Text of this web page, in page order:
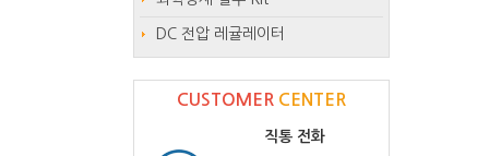
DC 전압 레귤레이터
CUSTOMER CENTER
직통 전화